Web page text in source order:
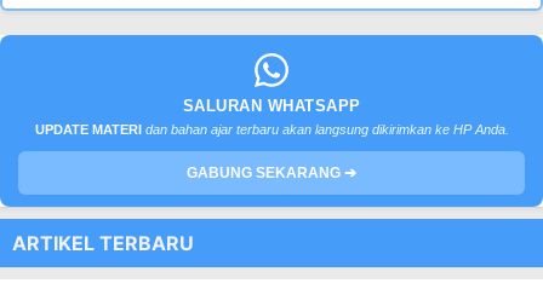
SALURAN WHATSAPP
UPDATE MATERI dan bahan ajar terbaru akan langsung dikirimkan ke HP Anda.
GABUNG SEKARANG ➔
ARTIKEL TERBARU